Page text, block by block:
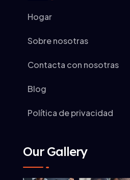
Hogar
Sobre nosotras
Contacta con nosotras
Blog
Política de privacidad
Our Gallery